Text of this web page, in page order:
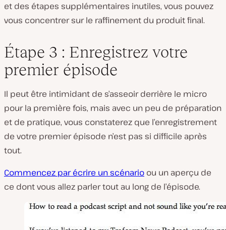
et des étapes supplémentaires inutiles, vous pouvez
vous concentrer sur le raffinement du produit final.
Étape 3 : Enregistrez votre
premier épisode
Il peut être intimidant de s’asseoir derrière le micro
pour la première fois, mais avec un peu de préparation
et de pratique, vous constaterez que l’enregistrement
de votre premier épisode n’est pas si difficile après
tout.
Commencez par écrire un scénario ou un aperçu de
ce dont vous allez parler tout au long de l’épisode.